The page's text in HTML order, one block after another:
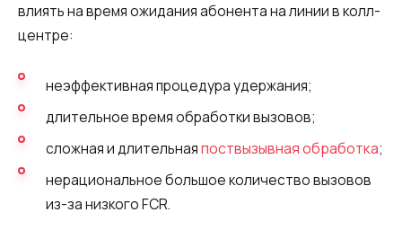
влиять на время ожидания абонента на линии в колл-
центре:
неэффективная процедура удержания;
длительное время обработки вызовов;
сложная и длительнаяпоствызывная обработка;
нерациональное большое количество вызовов
из-за низкого FCR.